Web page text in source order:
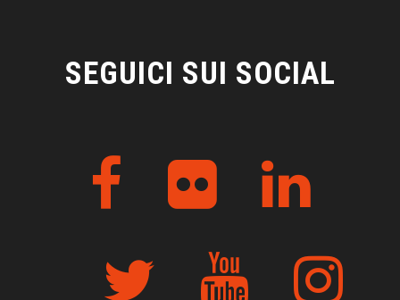
SEGUICI SUI SOCIAL